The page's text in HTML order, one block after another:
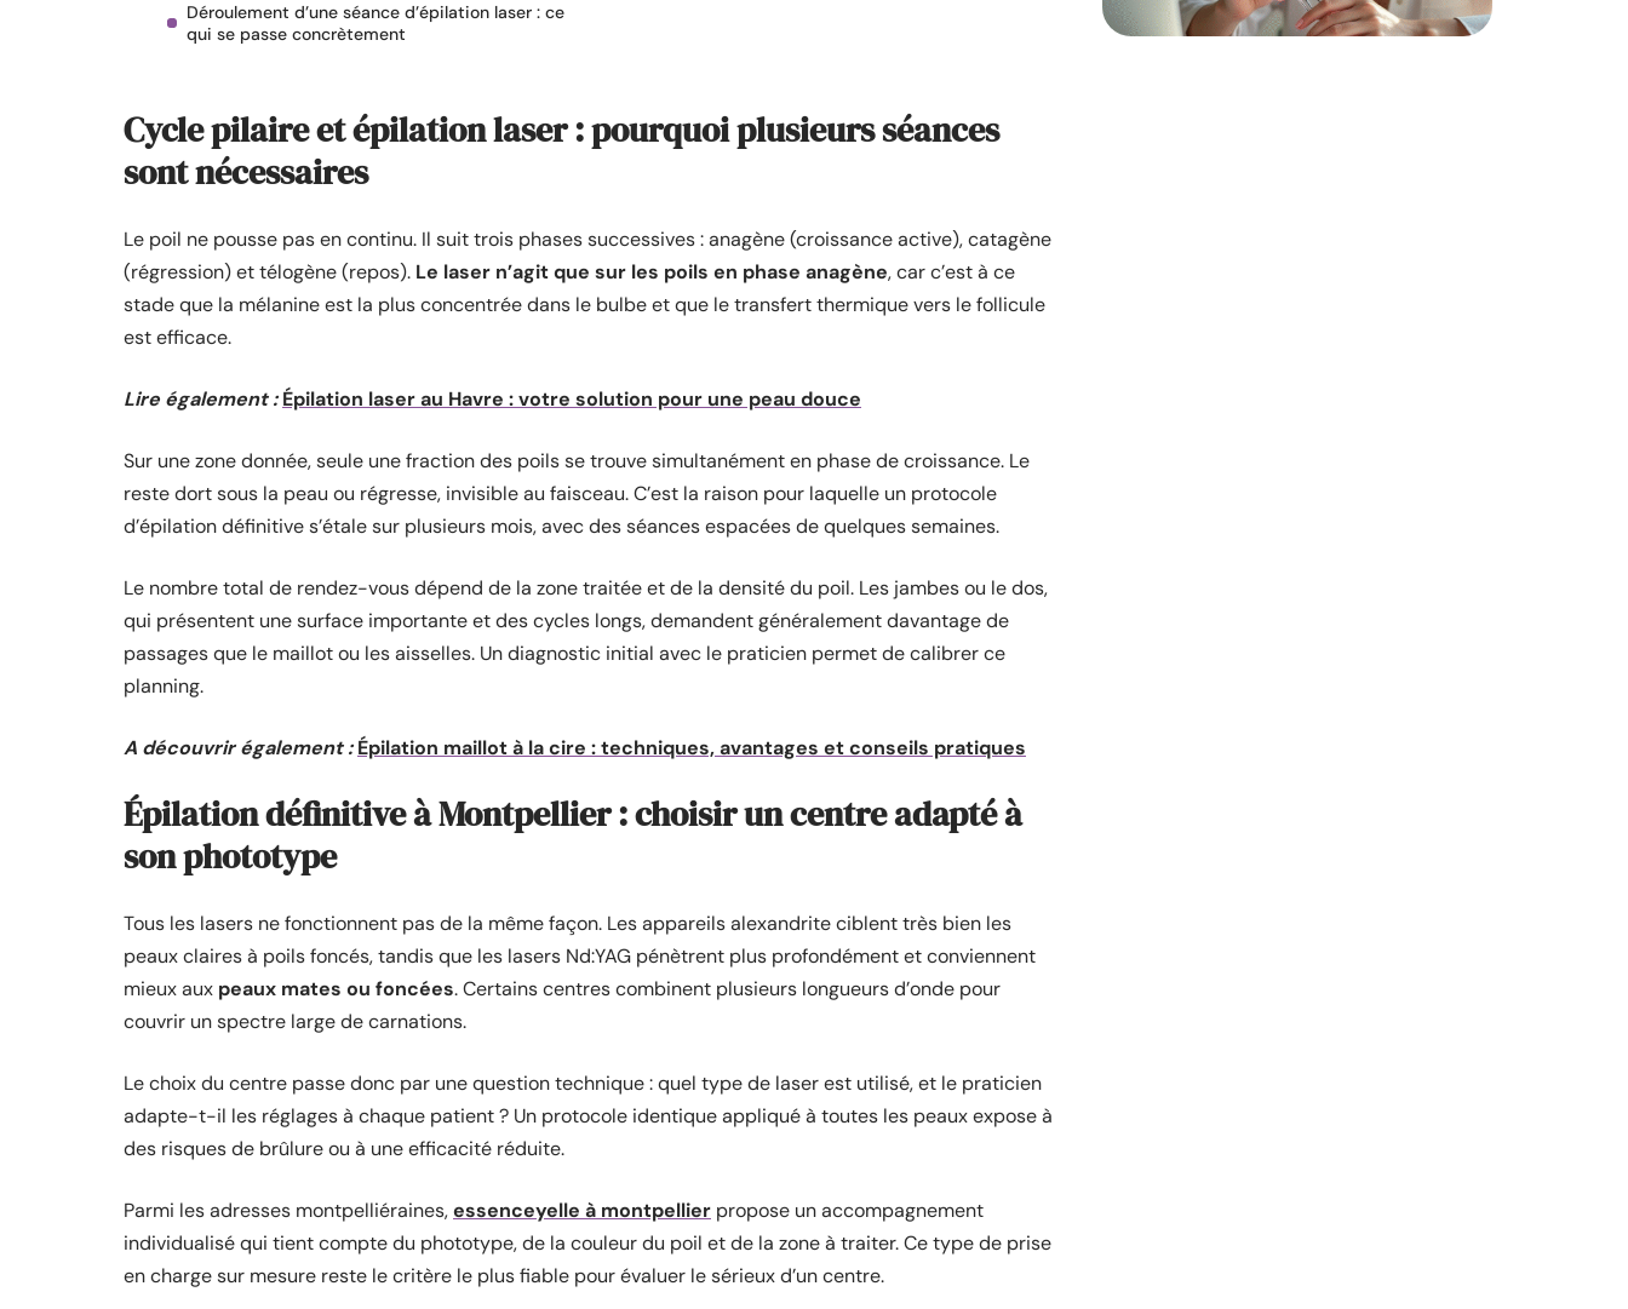
Déroulement d’une séance d’épilation laser : ce
qui se passe concrètement
Cycle pilaire et épilation laser : pourquoi plusieurs séances
sont nécessaires
Le poil ne pousse pas en continu. Il suit trois phases successives : anagène (croissance active), catagène
(régression) et télogène (repos). Le laser n’agit que sur les poils en phase anagène, car c’est à ce
stade que la mélanine est la plus concentrée dans le bulbe et que le transfert thermique vers le follicule
est efficace.
Lire également : Épilation laser au Havre : votre solution pour une peau douce
Sur une zone donnée, seule une fraction des poils se trouve simultanément en phase de croissance. Le
reste dort sous la peau ou régresse, invisible au faisceau. C’est la raison pour laquelle un protocole
d’épilation définitive s’étale sur plusieurs mois, avec des séances espacées de quelques semaines.
Le nombre total de rendez-vous dépend de la zone traitée et de la densité du poil. Les jambes ou le dos,
qui présentent une surface importante et des cycles longs, demandent généralement davantage de
passages que le maillot ou les aisselles. Un diagnostic initial avec le praticien permet de calibrer ce
planning.
A découvrir également : Épilation maillot à la cire : techniques, avantages et conseils pratiques
Épilation définitive à Montpellier : choisir un centre adapté à
son phototype
Tous les lasers ne fonctionnent pas de la même façon. Les appareils alexandrite ciblent très bien les
peaux claires à poils foncés, tandis que les lasers Nd:YAG pénètrent plus profondément et conviennent
mieux aux peaux mates ou foncées. Certains centres combinent plusieurs longueurs d’onde pour
couvrir un spectre large de carnations.
Le choix du centre passe donc par une question technique : quel type de laser est utilisé, et le praticien
adapte-t-il les réglages à chaque patient ? Un protocole identique appliqué à toutes les peaux expose à
des risques de brûlure ou à une efficacité réduite.
Parmi les adresses montpelliéraines,essenceyelle à montpellier propose un accompagnement
individualisé qui tient compte du phototype, de la couleur du poil et de la zone à traiter. Ce type de prise
en charge sur mesure reste le critère le plus fiable pour évaluer le sérieux d’un centre.